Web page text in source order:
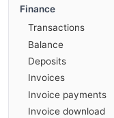
Finance
Transactions
Balance
Deposits
Invoices
Invoice payments
Invoice download